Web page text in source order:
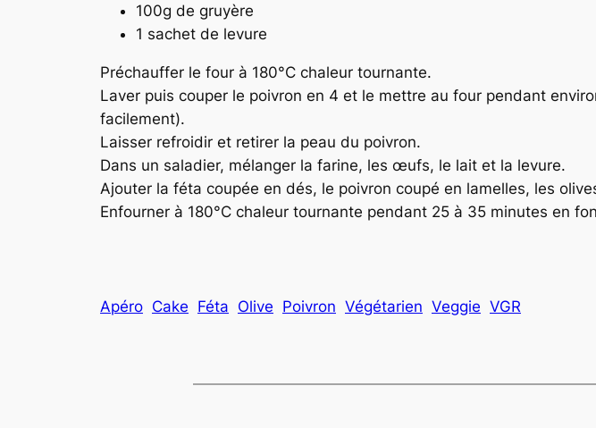
100g de gruyère
1 sachet de levure
Préchauffer le four à 180°C chaleur tournante.
Laver puis couper le poivron en 4 et le mettre au four pendant
facilement).
Laisser refroidir et retirer la peau du poivron.
Dans un saladier, mélanger la farine, les œufs, le lait et la levure.
Ajouter la féta coupée en dés, le poivron coupé en lamelles, les
Enfourner à 180°C chaleur tournante pendant 25 à 35 minutes en
Apéro Cake Féta Olive Poivron Végétarien Veggie VGR